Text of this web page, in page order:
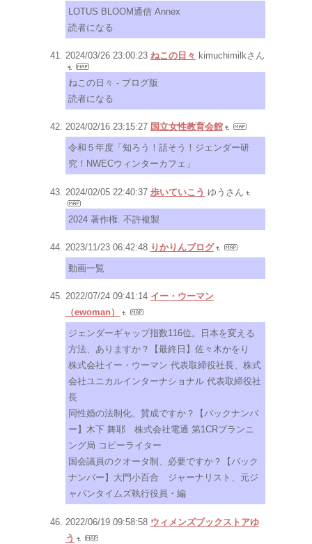
LOTUS BLOOM通信 Annex
読者になる
2024/03/26 23:00:23 ねこの日々 kimuchimilkさん
ねこの日々 - ブログ版
読者になる
2024/02/16 23:15:27 国立女性教育会館
令和５年度「知ろう！話そう！ジェンダー研
究！NWECウィンターカフェ」
2024/02/05 22:40:37 歩いていこう ゆうさん
2024 著作権. 不許複製
2023/11/23 06:42:48 りかりんブログ
動画一覧
2022/07/24 09:41:14 イー・ウーマン
（ewoman）
ジェンダーギャップ指数116位。日本を変える
方法、ありますか？【最終日】佐々木かをり
株式会社イー・ウーマン 代表取締役社長、株式
会社ユニカルインターナショナル 代表取締役社
長
同性婚の法制化、賛成ですか？【バックナンバ
ー】木下 舞耶 株式会社電通 第1CRプランニ
ング局 コピーライター
国会議員のクオータ制、必要ですか？【バック
ナンバー】大門小百合 ジャーナリスト、元ジ
ャパンタイムズ執行役員・編
2022/06/19 09:58:58 ウィメンズブックストアゆ
う